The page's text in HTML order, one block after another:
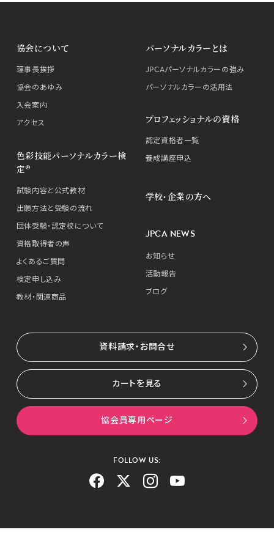
協会について
理事長挨拶
協会のあゆみ
入会案内
アクセス
パーソナルカラーとは
JPCAパーソナルカラーの強み
パーソナルカラーの活用法
色彩技能パーソナルカラー検
定®
試験内容と公式教材
出願方法と受験の流れ
団体受験・認定校について
資格取得者の声
よくあるご質問
検定申し込み
教材・関連商品
プロフェッショナルの資格
認定資格者一覧
養成講座申込
学校・企業の方へ
JPCA NEWS
お知らせ
活動報告
ブログ
資料請求・お問合せ
カートを見る
協会員専用ページ
FOLLOW US: